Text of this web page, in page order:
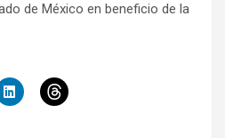
de México en beneficio de la